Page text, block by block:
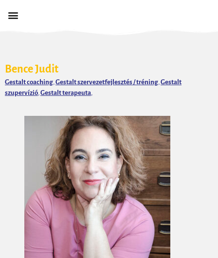
Bence Judit
Gestalt coaching,Gestalt szervezetfejlesztés / tréning,Gestalt
szupervízió,Gestalt terapeuta,